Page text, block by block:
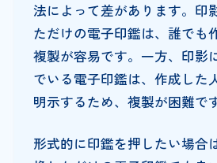
法によって差があります。印
ただけの電子印鑑は、誰でも
複製が容易です。一方、印影
でいる電子印鑑は、作成した
明示するため、複製が困難で
形式的に印鑑を押したい場合